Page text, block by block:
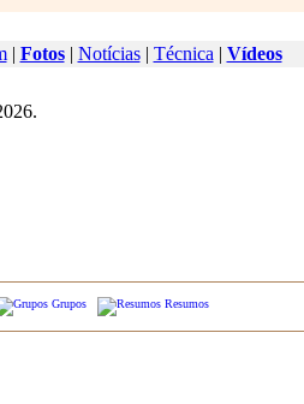
| Fotos| Notícias| Técnica | Vídeos
Grupos Resumos